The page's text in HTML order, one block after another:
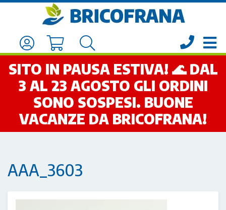
SITO IN PAUSA ESTIVA! 🌊 DAL
3 AL 23 AGOSTO GLI ORDINI
SONO SOSPESI. BUONE
VACANZE DA BRICOFRANA!
AAA_3603